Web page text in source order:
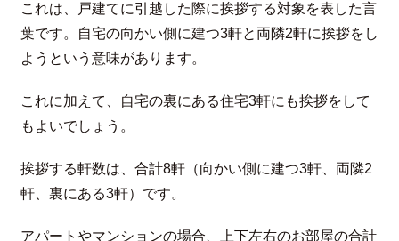
これは、戸建てに引越した際に挨拶する対象を表した言
葉です。自宅の向かい側に建つ3軒と両隣2軒に挨拶をし
ようという意味があります。
これに加えて、自宅の裏にある住宅3軒にも挨拶をして
もよいでしょう。
挨拶する軒数は、合計8軒（向かい側に建つ3軒、両隣2
軒、裏にある3軒）です。
アパートやマンションの場合、上下左右のお部屋の合計